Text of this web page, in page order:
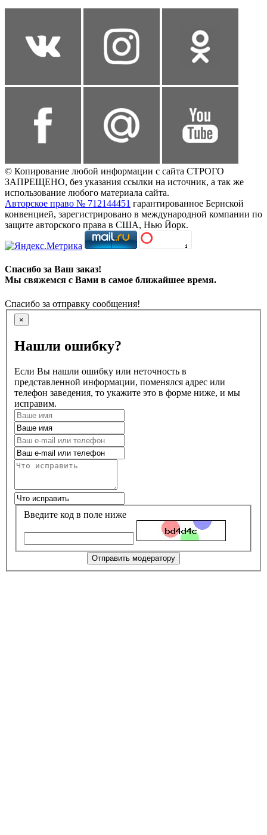
© Копирование любой информации с сайта СТРОГО
ЗАПРЕЩЕНО, без указания ссылки на источник, а так же
использование любого материала сайта.
Авторское право № 712144451 гарантированное Бернской
конвенцией, зарегистрировано в международной компании по
защите авторского права в США, Нью Йорк.
Спасибо за Ваш заказ!
Мы свяжемся с Вами в самое ближайшее время.
Спасибо за отправку сообщения!
×
Нашли ошибку?
Если Вы нашли ошибку или неточность в
представленной информации, поменялся адрес или
телефон заведения, то укажите это в форме ниже, и мы
исправим.
Введите код в поле ниже
Отправить модератору